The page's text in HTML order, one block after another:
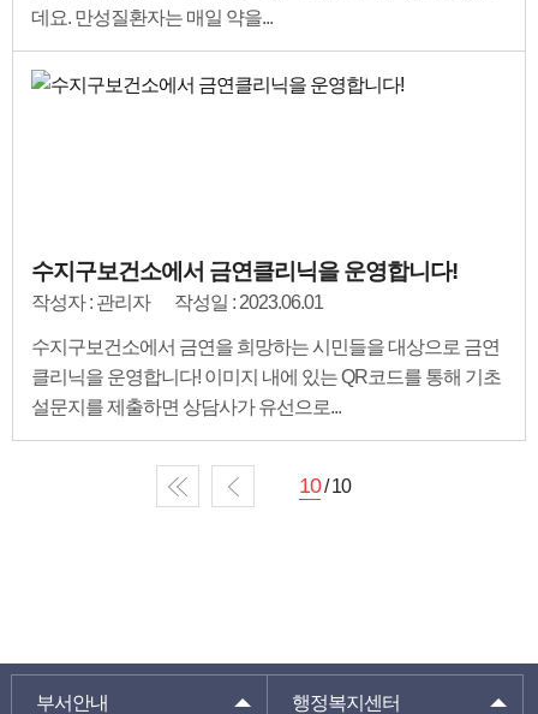
데요. 만성질환자는 매일 약을...
수지구보건소에서 금연클리닉을 운영합니다!
작성자 : 관리자 작성일 : 2023.06.01
수지구보건소에서 금연을 희망하는 시민들을 대상으로 금연
클리닉을 운영합니다! 이미지 내에 있는 QR코드를 통해 기초
설문지를 제출하면 상담사가 유선으로...
10/ 10
부서안내 행정복지센터